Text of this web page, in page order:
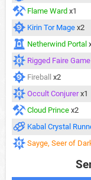
Flame Ward x1
Kirin Tor Mage x2
Netherwind Portal
Rigged Faire Game
Fireball x2
Occult Conjurer x1
Cloud Prince x2
Kabal Crystal
Sayge, Seer of